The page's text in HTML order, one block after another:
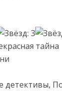
тайна
детективы,